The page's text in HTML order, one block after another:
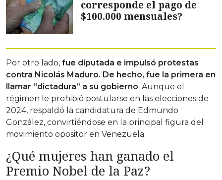
corresponde el pago de
$100.000 mensuales?
Por otro lado, fue diputada e impulsó protestas
contra Nicolás Maduro. De hecho, fue la primera en
llamar “dictadura” a su gobierno. Aunque el
régimen le prohibió postularse en las elecciones de
2024, respaldó la candidatura de Edmundo
González, convirtiéndose en la principal figura del
movimiento opositor en Venezuela.
¿Qué mujeres han ganado el
Premio Nobel de la Paz?